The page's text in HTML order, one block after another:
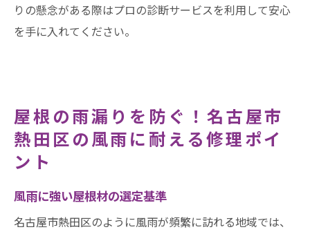
りの懸念がある際はプロの診断サービスを利用して安心
を手に入れてください。
屋根の雨漏りを防ぐ！名古屋市
熱田区の風雨に耐える修理ポイ
ント
風雨に強い屋根材の選定基準
名古屋市熱田区のように風雨が頻繁に訪れる地域では、